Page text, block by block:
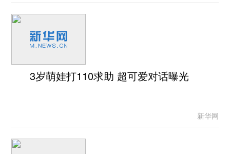
3岁萌娃打110求助 超可爱对话曝光
新华网